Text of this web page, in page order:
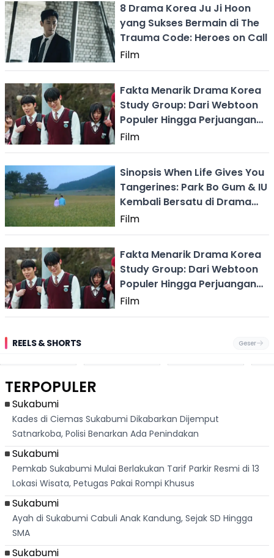
8 Drama Korea Ju Ji Hoon
yang Sukses Bermain di The
Trauma Code: Heroes on Call
Film
Fakta Menarik Drama Korea
Study Group: Dari Webtoon
Populer Hingga Perjuangan
Siswa SMA yang Penuh
Tantangan
Film
Sinopsis When Life Gives You
Tangerines: Park Bo Gum & IU
Kembali Bersatu di Drama
Romantis 2025
Film
Fakta Menarik Drama Korea
Study Group: Dari Webtoon
Populer Hingga Perjuangan
Siswa SMA yang Penuh
Tantangan
Film
REELS & SHORTS Geser
Pantai
Dari
Palabuhanratu
TERPOPULER
Sukabumi
Kades di Ciemas Sukabumi Dikabarkan Dijemput
Satnarkoba, Polisi Benarkan Ada Penindakan
Sukabumi
Pemkab Sukabumi Mulai Berlakukan Tarif Parkir Resmi di 13
Lokasi Wisata, Petugas Pakai Rompi Khusus
Sukabumi
Ayah di Sukabumi Cabuli Anak Kandung, Sejak SD Hingga
SMA
Sukabumi